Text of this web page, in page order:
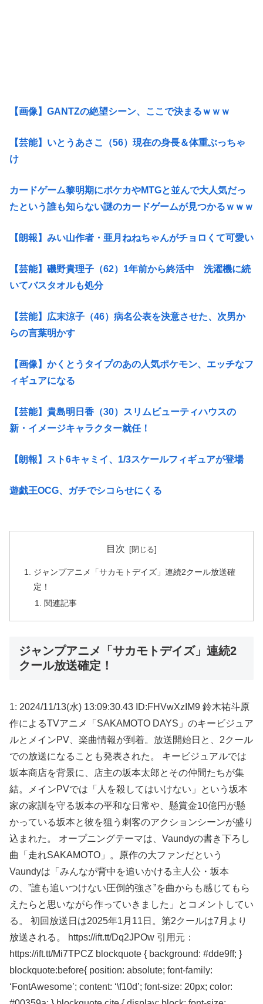
【画像】GANTZの絶望シーン、ここで決まるｗｗｗ
【芸能】いとうあさこ（56）現在の身長＆体重ぶっちゃ
け
カードゲーム黎明期にポケカやMTGと並んで大人気だっ
たという誰も知らない謎のカードゲームが見つかるｗｗｗ
【朗報】みい山作者・亜月ねねちゃんがチョロくて可愛い
【芸能】磯野貴理子（62）1年前から終活中 洗濯機に続
いてバスタオルも処分
【芸能】広末涼子（46）病名公表を決意させた、次男か
らの言葉明かす
【画像】かくとうタイプのあの人気ポケモン、エッチなフ
ィギュアになる
【芸能】貴島明日香（30）スリムビューティハウスの
新・イメージキャラクター就任！
【朗報】スト6キャミイ、1/3スケールフィギュアが登場
遊戯王OCG、ガチでシコらせにくる
目次
ジャンプアニメ「サカモトデイズ」連続2クール放送確
定！
関連記事
ジャンプアニメ「サカモトデイズ」連続2
クール放送確定！
1: 2024/11/13(水) 13:09:30.43 ID:FHVwXzIM9 鈴木祐斗原
作によるTVアニメ「SAKAMOTO DAYS」のキービジュア
ルとメインPV、楽曲情報が到着。放送開始日と、2クール
での放送になることも発表された。 キービジュアルでは
坂本商店を背景に、店主の坂本太郎とその仲間たちが集
結。メインPVでは「人を殺してはいけない」という坂本
家の家訓を守る坂本の平和な日常や、懸賞金10億円が懸
かっている坂本と彼を狙う刺客のアクションシーンが盛り
込まれた。 オープニングテーマは、Vaundyの書き下ろし
曲「走れSAKAMOTO」。原作の大ファンだという
Vaundyは「みんなが背中を追いかける主人公・坂本
の、”誰も追いつけない圧倒的強さ”を曲からも感じてもら
えたらと思いながら作っていきました」とコメントしてい
る。 初回放送日は2025年1月11日。第2クールは7月より
放送される。 https://ift.tt/Dq2JPOw 引用元：
https://ift.tt/Mi7TPCZ blockquote { background: #dde9ff; }
blockquote:before{ position: absolute; font-family:
‘FontAwesome’; content: ‘\f10d’; font-size: 20px; color: